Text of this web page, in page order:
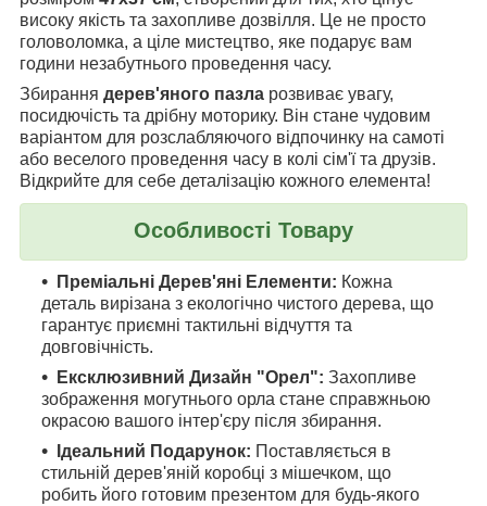
високу якість та захопливе дозвілля. Це не просто
головоломка, а ціле мистецтво, яке подарує вам
години незабутнього проведення часу.
Збирання дерев'яного пазла розвиває увагу,
посидючість та дрібну моторику. Він стане чудовим
варіантом для розслабляючого відпочинку на самоті
або веселого проведення часу в колі сім'ї та друзів.
Відкрийте для себе деталізацію кожного елемента!
Особливості Товару
Преміальні Дерев'яні Елементи: Кожна
деталь вирізана з екологічно чистого дерева, що
гарантує приємні тактильні відчуття та
довговічність.
Ексклюзивний Дизайн "Орел": Захопливе
зображення могутнього орла стане справжньою
окрасою вашого інтер'єру після збирання.
Ідеальний Подарунок: Поставляється в
стильній дерев'яній коробці з мішечком, що
робить його готовим презентом для будь-якого